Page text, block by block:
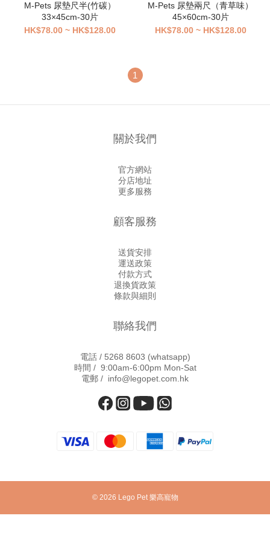
M-Pets 尿墊尺半(竹碳）
33×45cm-30片
HK$78.00 ~ HK$128.00
M-Pets 尿墊兩尺（青草味）
45×60cm-30片
HK$78.00 ~ HK$128.00
1
關於我們
官方網站
分店地址
更多服務
顧客服務
送貨安排
運送政策
付款方式
退換貨政策
條款與細則
聯絡我們
電話 / 5268 8603 (whatsapp)
時間 / 9:00am-6:00pm Mon-Sat
電郵 / info@legopet.com.hk
© 2026 Lego Pet 樂高寵物